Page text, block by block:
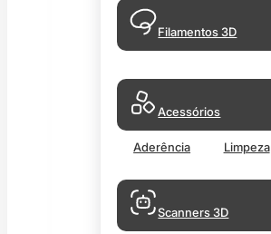
Filamentos 3D
Acessórios
Aderência Limpeza
Scanners 3D